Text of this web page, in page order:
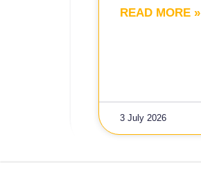
READ MORE »
3 July 2026